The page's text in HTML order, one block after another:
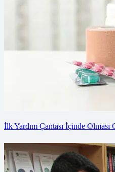
İlk Yardım Çantası İçinde Olması